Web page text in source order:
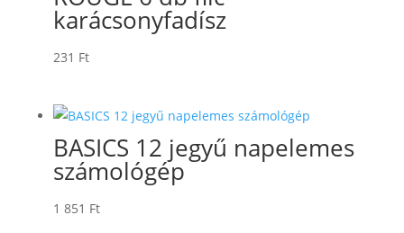
karácsonyfadísz
231 Ft
BASICS 12 jegyű napelemes
számológép
1 851 Ft